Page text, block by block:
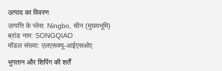
उत्पाद का विवरण
उत्पत्ति के प्लेस: Ningbo, चीन (मुख्यभूमि)
ब्रांड नाम: SONGQIAO
मॉडल संख्या: एलएसक्यू-आईएसओए
भुगतान और शिपिंग की शर्तें